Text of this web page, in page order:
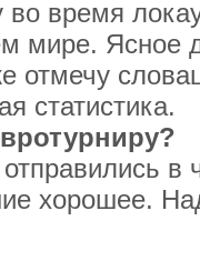
во время
мире. Ясное
отмечу
статистика.
в
хорошее.